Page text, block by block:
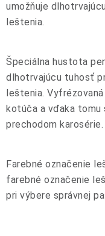
umožňuje
leštenia.
Špeciálna hustota
dlhotrvajúcu tuhosť
leštenia.
kotúča a vďaka
prechodom karosérie.
Farebné označenie
farebné označenie
pri výbere správnej